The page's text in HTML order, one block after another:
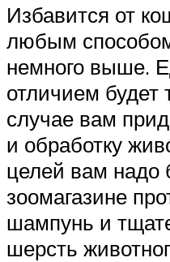
Избавится от
любым
немного выше.
отличием будет
случае вам
и обработку
целей вам надо
зоомагазине
шампунь и
шерсть